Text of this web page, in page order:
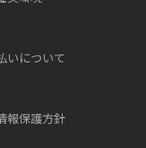
いについて
報保護方針